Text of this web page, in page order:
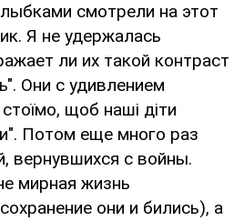
смотрели на этот
Я не удержалась
ли их такой контраст
Они с удивлением
щоб наші діти
Потом еще много раз
вернувшихся с войны.
мирная жизнь
они и бились), а